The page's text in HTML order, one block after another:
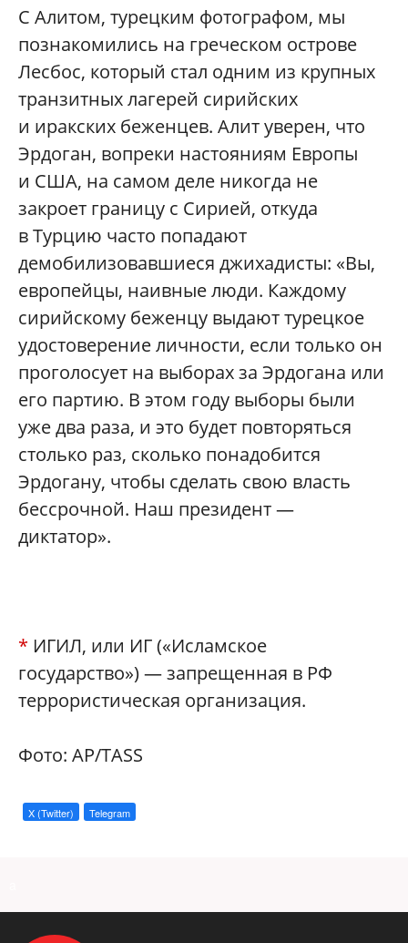
С Алитом, турецким фотографом, мы
познакомились на греческом острове
Лесбос, который стал одним из крупных
транзитных лагерей сирийских
и иракских беженцев. Алит уверен, что
Эрдоган, вопреки настояниям Европы
и США, на самом деле никогда не
закроет границу с Сирией, откуда
в Турцию часто попадают
демобилизовавшиеся джихадисты: «Вы,
европейцы, наивные люди. Каждому
сирийскому беженцу выдают турецкое
удостоверение личности, если только он
проголосует на выборах за Эрдогана или
его партию. В этом году выборы были
уже два раза, и это будет повторяться
столько раз, сколько понадобится
Эрдогану, чтобы сделать свою власть
бессрочной. Наш президент —
диктатор».
* ИГИЛ, или ИГ («Исламское
государство») — запрещенная в РФ
террористическая организация.
Фото: AP/TASS
X (Twitter) Telegram